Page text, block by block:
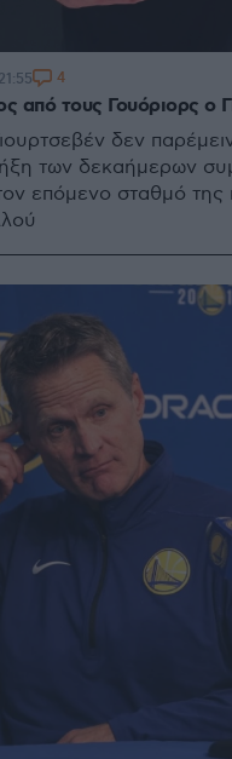
από τους Γουόριορς o
δεν
των δεκαήμερων
επόμενο σταθμό της
4